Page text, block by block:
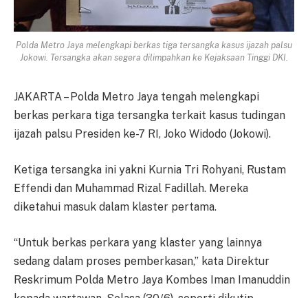
Polda Metro Jaya melengkapi berkas tiga tersangka kasus ijazah palsu
Jokowi. Tersangka akan segera dilimpahkan ke Kejaksaan Tinggi DKI.
JAKARTA – Polda Metro Jaya tengah melengkapi
berkas perkara tiga tersangka terkait kasus tudingan
ijazah palsu Presiden ke-7 RI, Joko Widodo (Jokowi).
Ketiga tersangka ini yakni Kurnia Tri Rohyani, Rustam
Effendi dan Muhammad Rizal Fadillah. Mereka
diketahui masuk dalam klaster pertama.
“Untuk berkas perkara yang klaster yang lainnya
sedang dalam proses pemberkasan,” kata Direktur
Reskrimum Polda Metro Jaya Kombes Iman Imanuddin